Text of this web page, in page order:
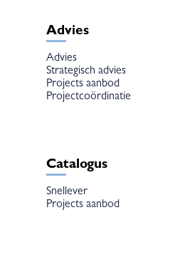
Advies
Advies
Strategisch advies
Projects aanbod
Projectcoördinatie
Catalogus
Snellever
Projects aanbod